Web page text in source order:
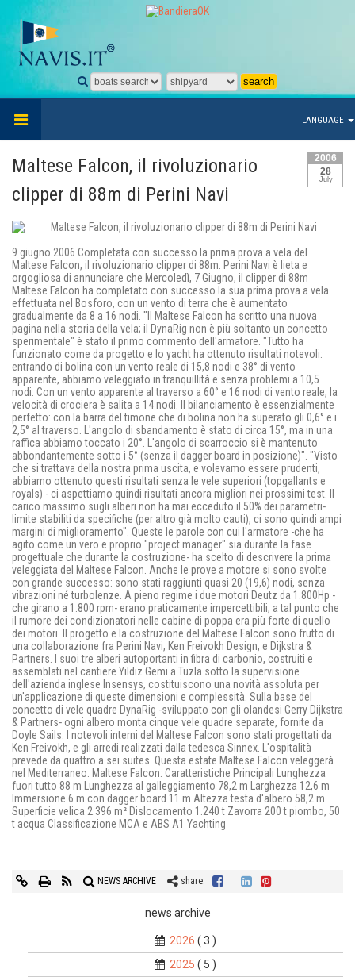
LANGUAGE
2006
28
July
Maltese Falcon, il rivoluzionario
clipper di 88m di Perini Navi
9 giugno 2006 Completata con successo la prima prova a vela del
Maltese Falcon, il rivoluzionario clipper di 88m. Perini Navi è lieta e
orgogliosa di annunciare che Mercoledì, 7 Giugno, il clipper di 88m
Maltese Falcon ha completato con successo la sua prima prova a vela
effettuata nel Bosforo, con un vento di terra che è aumentato
gradualmente da 8 a 16 nodi. "Il Maltese Falcon ha scritto una nuova
pagina nella storia della vela; il DynaRig non è più soltanto un concetto
sperimentale" è stato il primo commento dell'armatore. "Tutto ha
funzionato come da progetto e lo yacht ha ottenuto risultati notevoli:
entrando di bolina con un vento reale di 15,8 nodi e 38° di vento
apparente, abbiamo veleggiato in tranquillità e senza problemi a 10,5
nodi. Con un vento apparente al traverso a 60° e 16 nodi di vento reale, la
velocità di crociera è salita a 14 nodi. Il bilanciamento è essenzialmente
perfetto: con la barra del timone che di bolina non ha superato gli 0,6° e i
2,5° al traverso. L'angolo di sbandamento è stato di circa 15°, ma in una
raffica abbiamo toccato i 20°. L'angolo di scarroccio si è mantenuto
abbondantemente sotto i 5° (senza il dagger board in posizione)". "Visto
che si trattava della nostra prima uscita, e volevamo essere prudenti,
abbiamo ottenuto questi risultati senza le vele superiori (topgallants e
royals) - ci aspettiamo quindi risultati ancora migliori nei prossimi test. Il
carico massimo sugli alberi non ha mai ecceduto il 50% dei parametri-
limite stabiliti da specifiche (per altro già molto cauti), ci sono quindi ampi
margini di miglioramento". Queste le parole con cui l'armatore -che ha
agito come un vero e proprio "project manager" sia durante la fase
progettuale che durante la costruzione- ha scelto di descrivere la prima
veleggiata del Maltese Falcon. Anche le prove a motore si sono svolte
con grande successo: sono stati raggiunti quasi 20 (19,6) nodi, senza
vibrazioni né turbolenze. A pieno regime i due motori Deutz da 1.800Hp -
che girano a 1.800 rpm- erano praticamente impercettibili; a tal punto che
il rumore dei condizionatori nelle cabine di poppa era più forte di quello
dei motori. Il progetto e la costruzione del Maltese Falcon sono frutto di
una collaborazione fra Perini Navi, Ken Freivokh Design, e Dijkstra &
Partners. I suoi tre alberi autoportanti in fibra di carbonio, costruiti e
assemblati nel cantiere Yildiz Gemi a Tuzla sotto la supervisione
dell'azienda inglese Insensys, costituiscono una novità assoluta per
un'applicazione di queste dimensioni e complessità. Sulla base del
concetto di vele quadre DynaRig -sviluppato con gli olandesi Gerry Dijkstra
& Partners- ogni albero monta cinque vele quadre separate, fornite da
Doyle Sails. I notevoli interni del Maltese Falcon sono stati progettati da
Ken Freivokh, e gli arredi realizzati dalla tedesca Sinnex. L'ospitalità
prevede da quattro a sei suites. Questa estate Maltese Falcon veleggerà
nel Mediterraneo. Maltese Falcon: Caratteristiche Principali Lunghezza
fuori tutto 88 m Lunghezza al galleggiamento 78,2 m Larghezza 12,6 m
Immersione 6 m con dagger board 11 m Altezza testa d'albero 58,2 m
Superficie velica 2.396 m² Dislocamento 1.240 t Zavorra 200 t piombo, 50
t acqua Classificazione MCA e ABS A1 Yachting
NEWS ARCHIVE share:
news archive
2026 ( 3 )
2025 ( 5 )